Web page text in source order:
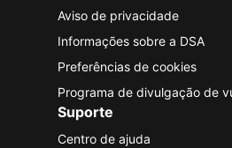
Aviso de privacidade
Informações sobre a DSA
Preferências de cookies
Programa de divulgação de
Suporte
Centro de ajuda